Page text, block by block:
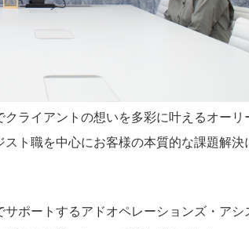
ライアントの想いを多彩に叶えるオーリ
ト職を中心にお客様の本質的な課題解決
ポートするアドオペレーションズ・アシ